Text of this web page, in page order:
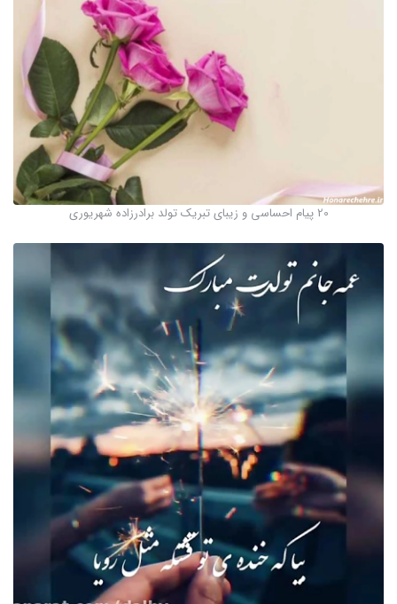
20 پیام احساسی و زیبای تبریک تولد برادرزاده شهریوری